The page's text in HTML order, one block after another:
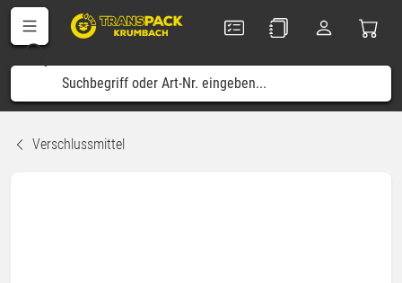
Verschlussmittel